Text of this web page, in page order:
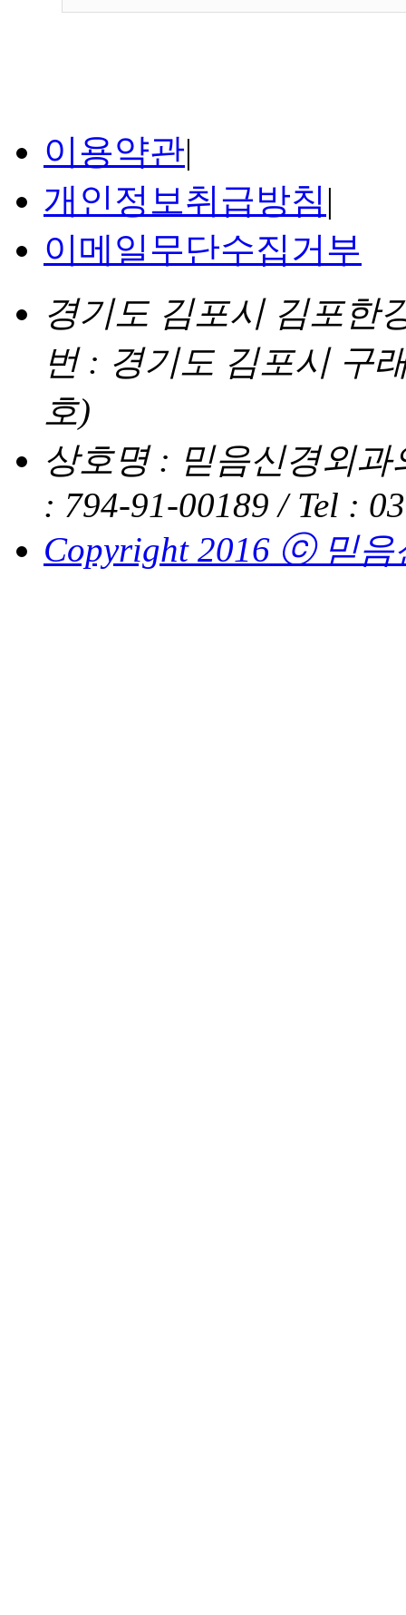
이용약관|
개인정보취급방침 |
이메일무단수집거부
경기도 김포시 김포한
번 : 경기도 김포시 구
호)
상호명 : 믿음신경외
: 794-91-00189 / Tel :
Copyright 2016 ⓒ 믿음